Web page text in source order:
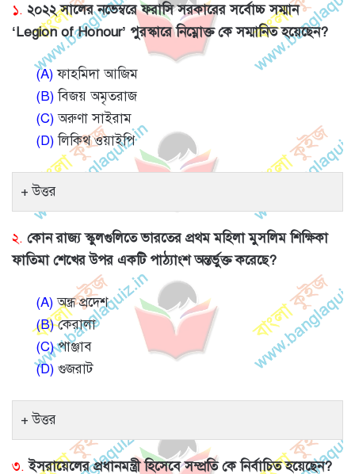
১. ২০২২ সালের নভেম্বরে ফরাসি সরকারের সর্বোচ্চ সম্মান
‘Legion of Honour’ পুরস্কারে নিম্নোক্ত কে সম্মানিত হয়েছেন?
(A)ফাহমিদা আজিম
(B)বিজয় অমৃতরাজ
(C)অরুণা সাইরাম
(D)লিকিথ ওয়াইপি
উত্তর
২. কোন রাজ্য স্কুলগুলিতে ভারতের প্রথম মহিলা মুসলিম শিক্ষিকা
ফাতিমা শেখের উপর একটি পাঠ্যাংশ অন্তর্ভুক্ত করেছে?
(A)অন্ধ্র প্রদেশ
(B)কেরালা
(C)পাঞ্জাব
(D) গুজরাট
উত্তর
৩. ইসরায়েলের প্রধানমন্ত্রী হিসেবে সম্প্রতি কে নির্বাচিত হয়েছেন?